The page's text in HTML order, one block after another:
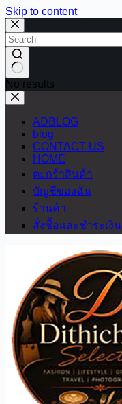
Skip to content
No results
ADBLOG
blog
CONTACT US
HOME
ตะกร้าสินค้า
บัญชีของฉัน
ร้านค้า
สั่งซื้อและชำระเงิน